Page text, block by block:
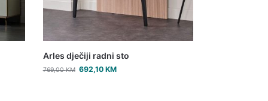
Arles dječiji radni sto
769,00KM 692,10KM